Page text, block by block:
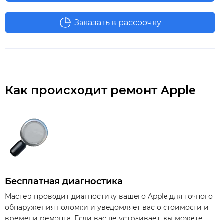
Заказать в рассрочку
Как происходит ремонт Apple
Бесплатная диагностика
Мастер проводит диагностику вашего Apple для точного
обнаружения поломки и уведомляет вас о стоимости и